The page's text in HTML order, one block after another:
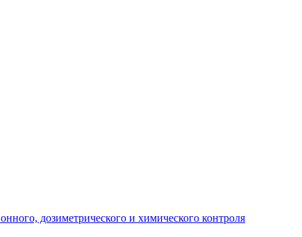
дозиметрического и химического контроля